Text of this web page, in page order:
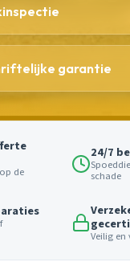
garantie
de
24/7
schade
Veilig en